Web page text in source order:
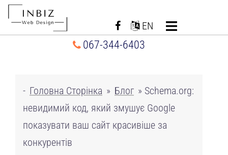
Перейти
EN
067-344-6403
- Головна Сторінка » Блог » Schema.org:
невидимий код, який змушує Google
показувати ваш сайт красивіше за
конкурентів